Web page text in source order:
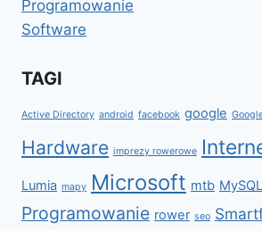
Programowanie
Software
TAGI
Active Directory android facebook google
Hardware imprezy rowerowe
Lumia mapy Microsoft mtb MySQL
Programowanie rower seo